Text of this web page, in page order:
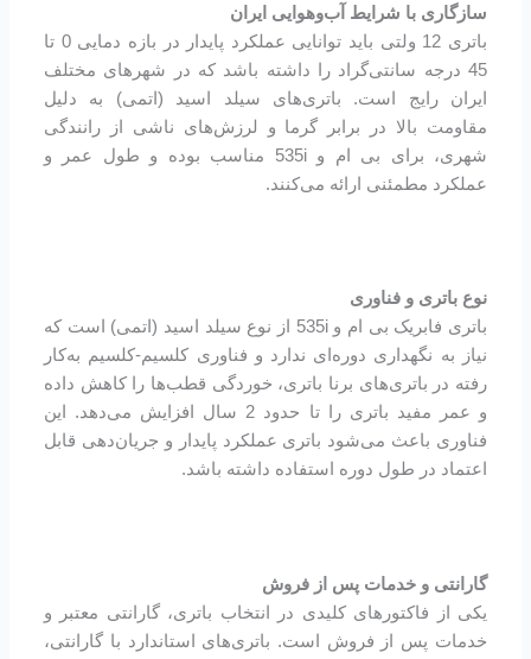
سازگاری با شرایط آب‌وهوایی ایران
باتری 12 ولتی باید توانایی عملکرد پایدار در بازه دمایی 0 تا
45 درجه سانتی‌گراد را داشته باشد که در شهرهای مختلف
ایران رایج است. باتری‌های سیلد اسید (اتمی) به دلیل
مقاومت بالا در برابر گرما و لرزش‌های ناشی از رانندگی
شهری، برای بی ام و 535i مناسب بوده و طول عمر و
عملکرد مطمئنی ارائه می‌کنند.
نوع باتری و فناوری
باتری فابریک بی ام و 535i از نوع سیلد اسید (اتمی) است که
نیاز به نگهداری دوره‌ای ندارد و فناوری کلسیم-کلسیم به‌کار
رفته در باتری‌های برنا باتری، خوردگی قطب‌ها را کاهش داده
و عمر مفید باتری را تا حدود 2 سال افزایش می‌دهد. این
فناوری باعث می‌شود باتری عملکرد پایدار و جریان‌دهی قابل
اعتماد در طول دوره استفاده داشته باشد.
گارانتی و خدمات پس از فروش
یکی از فاکتورهای کلیدی در انتخاب باتری، گارانتی معتبر و
خدمات پس از فروش است. باتری‌های استاندارد با گارانتی،